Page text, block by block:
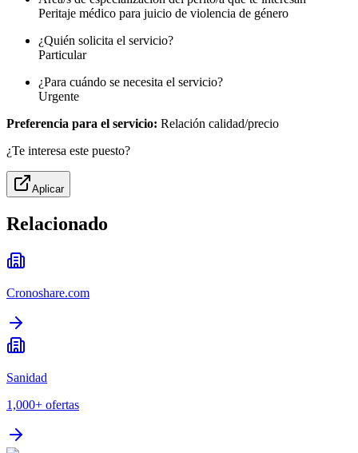
Peritaje médico para juicio de violencia de género
¿Quién solicita el servicio?
Particular
¿Para cuándo se necesita el servicio?
Urgente
Preferencia para el servicio: Relación calidad/precio
¿Te interesa este puesto?
Aplicar
Relacionado
Cronoshare.com
Sanidad
1,000+ ofertas